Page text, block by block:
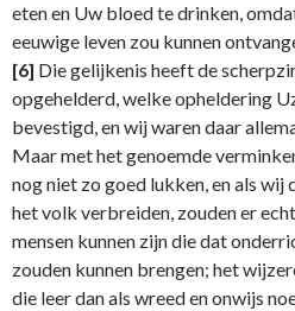
eten en Uw bloed te drinken,
eeuwige leven zou kunnen
[6] Die gelijkenis heeft de
opgehelderd, welke opheldering
bevestigd, en wij waren daar
Maar met het genoemde
nog niet zo goed lukken, en als
het volk verbreiden, zouden er
mensen kunnen zijn die dat
zouden kunnen brengen; het
die leer dan als wreed en onwijs